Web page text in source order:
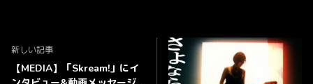
新しい記事
【MEDIA】「Skream!」にイ